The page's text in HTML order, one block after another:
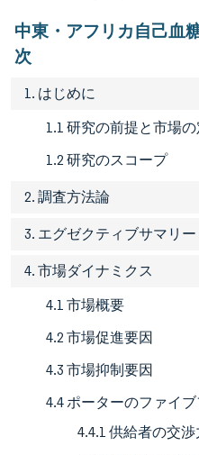
中東・アフリカ自己血
次
1. はじめに
1.1 研究の前提と市場
1.2 研究のスコープ
2. 調査方法論
3. エグゼクティブサマリー
4. 市場ダイナミクス
4.1 市場概要
4.2 市場促進要因
4.3 市場抑制要因
4.4 ポーターのファイ
4.4.1 供給者の交渉